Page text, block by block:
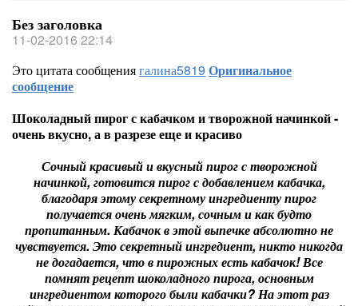
Без заголовка
11-02-2016 22:14
Это цитата сообщениягалина5819 Оригинальное
сообщение
Шоколадный пирог с кабачком и творожной начинкой -
очень вкусно, а в разрезе еще и красиво
Сочный красивый и вкусный пирог с творожной
начинкой, готовится пирог с добавлением кабачка,
благодаря этому секретному ингредиенту пирог
получается очень мягким, сочным и как будто
пропитанным. Кабачок в этой выпечке абсолютно не
чувствуется. Это секретный ингредиент, никто никогда
не догадается, что в пирожных есть кабачок! Все
помнят рецепт шоколадного пирога, основным
ингредиентом которого были кабачки? На этот раз